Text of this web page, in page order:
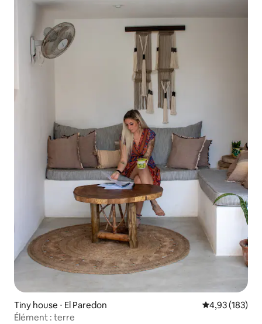
Tiny house ⋅ El Paredon Évaluation
4,93 (183)
Élément : terre